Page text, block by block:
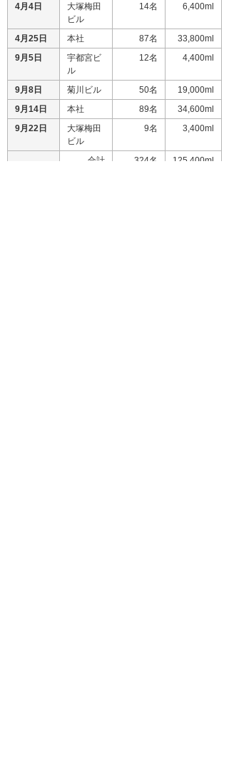
4月4日
大塚梅田
ビル
14名 6,400ml
4月25日 本社 87名
33,800ml
9月5日
宇都宮ビ
ル
12名 4,400ml
9月8日 菊川ビル 50名
19,000ml
9月14日
本社 89名
34,600ml
9月22日
大塚梅田
ビル
9名 3,400ml
合計 324名
125,400ml